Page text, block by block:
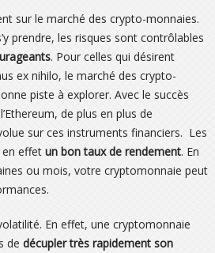
sur le marché des crypto-monnaies.
prendre, les risques sont contrôlables
. Pour celles qui désirent
ex nihilo, le marché des crypto-
piste à explorer. Avec le succès
de plus en plus de
sur ces instruments financiers. Les
effet un bon taux de rendement. En
ou mois, votre cryptomonnaie peut
En effet, une cryptomonnaie
de décupler très rapidement son